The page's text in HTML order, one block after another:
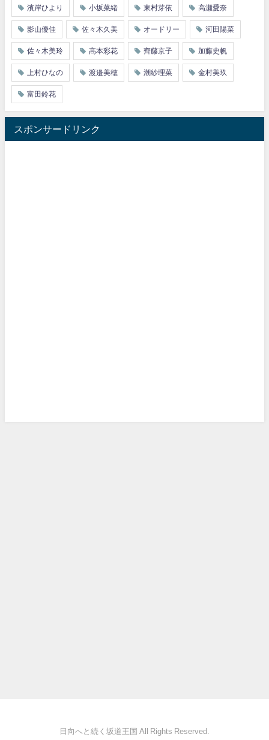
濱岸ひより 小坂菜緒 東村芽依 高瀬愛奈
影山優佳 佐々木久美 オードリー 河田陽菜
佐々木美玲 高本彩花 齊藤京子 加藤史帆
上村ひなの 渡邉美穂 潮紗理菜 金村美玖
富田鈴花
スポンサードリンク
日向へと続く坂道王国 All Rights Reserved.